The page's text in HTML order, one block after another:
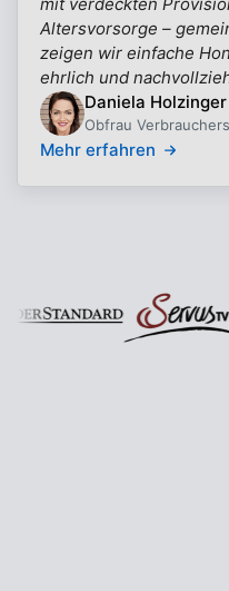
Altersvorsorge –
zeigen wir einfache
ehrlich und
Daniela Holzinger
Obfrau
Mehr erfahren